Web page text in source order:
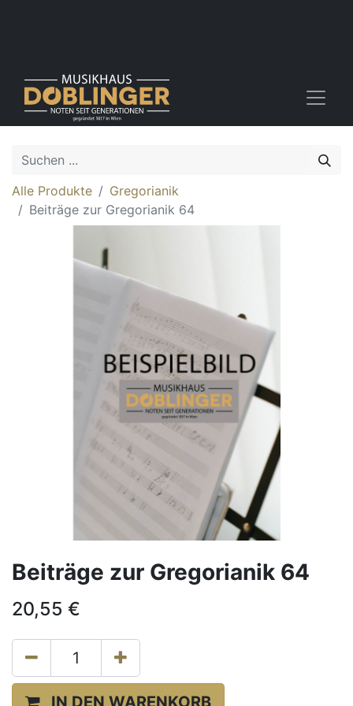
Alle Produkte
Gregorianik
Beiträge zur Gregorianik 64
Beiträge zur Gregorianik 64
20,55 €
IN DEN WARENKORB